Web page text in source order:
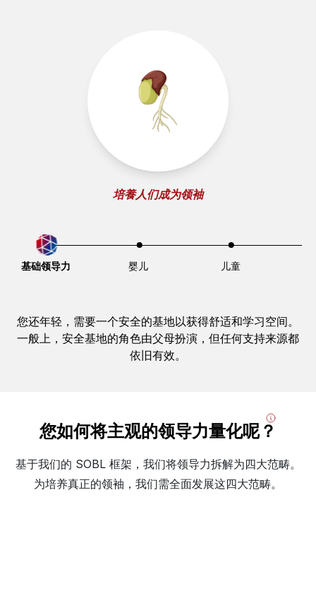
培養人们成为领袖
基础领导力 婴儿 儿童
您还年轻，需要一个安全的基地以获得舒适和学习空间。
一般上，安全基地的角色由父母扮演，但任何支持来源都
依旧有效。
您如何将主观的领导力量化呢？
基于我们的 SOBL 框架，我们将领导力拆解为四大范畴。
为培养真正的领袖，我们需全面发展这四大范畴。